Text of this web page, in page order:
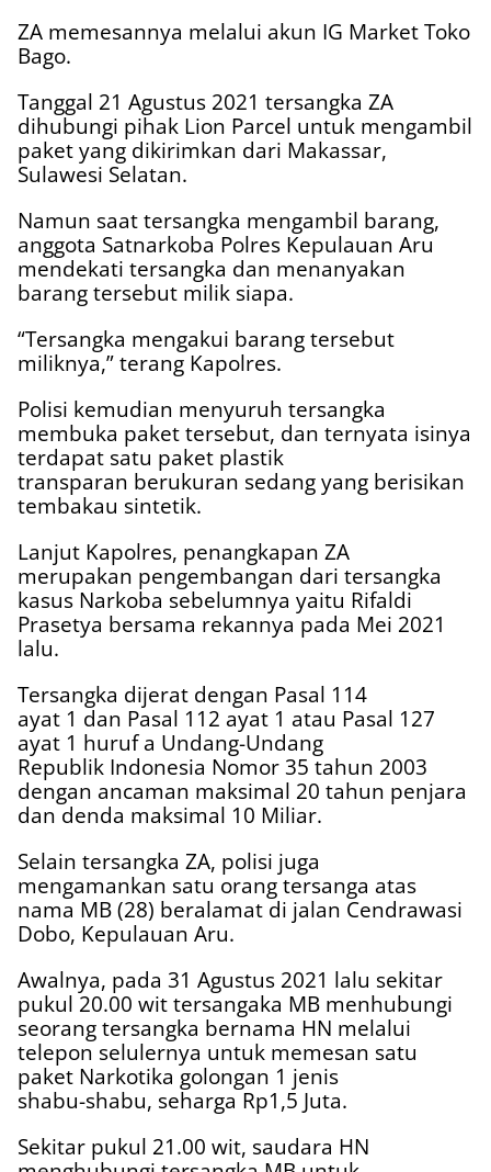
ZA memesannya melalui akun IG Market Toko
Bago.
Tanggal 21 Agustus 2021 tersangka ZA
dihubungi pihak Lion Parcel untuk mengambil
paket yang dikirimkan dari Makassar,
Sulawesi Selatan.
Namun saat tersangka mengambil barang,
anggota Satnarkoba Polres Kepulauan Aru
mendekati tersangka dan menanyakan
barang tersebut milik siapa.
“Tersangka mengakui barang tersebut
miliknya,” terang Kapolres.
Polisi kemudian menyuruh tersangka
membuka paket tersebut, dan ternyata isinya
terdapat satu paket plastik
transparan berukuran sedang yang berisikan
tembakau sintetik.
Lanjut Kapolres, penangkapan ZA
merupakan pengembangan dari tersangka
kasus Narkoba sebelumnya yaitu Rifaldi
Prasetya bersama rekannya pada Mei 2021
lalu.
Tersangka dijerat dengan Pasal 114
ayat 1 dan Pasal 112 ayat 1 atau Pasal 127
ayat 1 huruf a Undang-Undang
Republik Indonesia Nomor 35 tahun 2003
dengan ancaman maksimal 20 tahun penjara
dan denda maksimal 10 Miliar.
Selain tersangka ZA, polisi juga
mengamankan satu orang tersanga atas
nama MB (28) beralamat di jalan Cendrawasi
Dobo, Kepulauan Aru.
Awalnya, pada 31 Agustus 2021 lalu sekitar
pukul 20.00 wit tersangaka MB menhubungi
seorang tersangka bernama HN melalui
telepon selulernya untuk memesan satu
paket Narkotika golongan 1 jenis
shabu-shabu, seharga Rp1,5 Juta.
Sekitar pukul 21.00 wit, saudara HN